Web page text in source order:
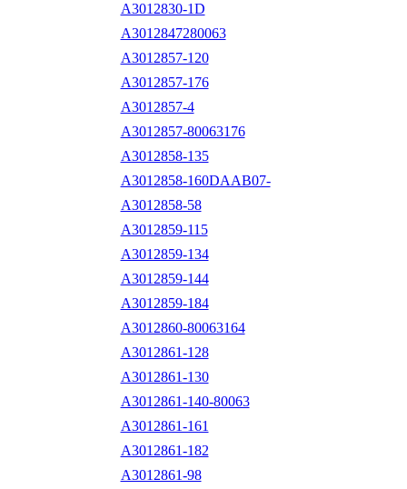
A3012830-1D
A3012847280063
A3012857-120
A3012857-176
A3012857-4
A3012857-80063176
A3012858-135
A3012858-160DAAB07-
A3012858-58
A3012859-115
A3012859-134
A3012859-144
A3012859-184
A3012860-80063164
A3012861-128
A3012861-130
A3012861-140-80063
A3012861-161
A3012861-182
A3012861-98